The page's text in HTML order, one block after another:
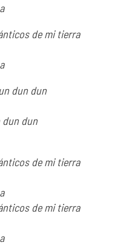
de mi tierra
dun dun
dun dun
de mi tierra
de mi tierra